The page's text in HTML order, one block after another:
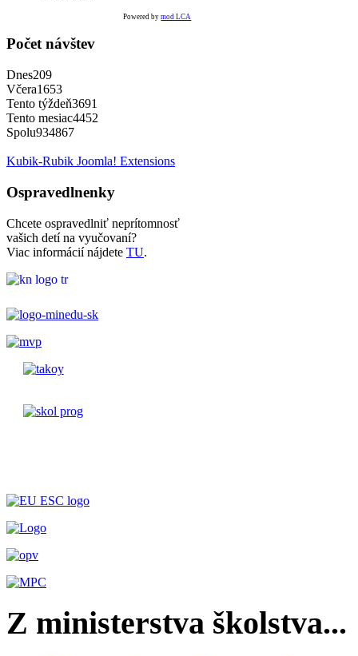
Powered bymod LCA
Počet návštev
Dnes209
Včera1653
Tento týždeň3691
Tento mesiac4452
Spolu934867
Kubik-Rubik Joomla! Extensions
Ospravedlnenky
Chcete ospravedlniť neprítomnosť
vašich detí na vyučovaní?
Viac informácií nájdete TU.
Z ministerstva školstva...